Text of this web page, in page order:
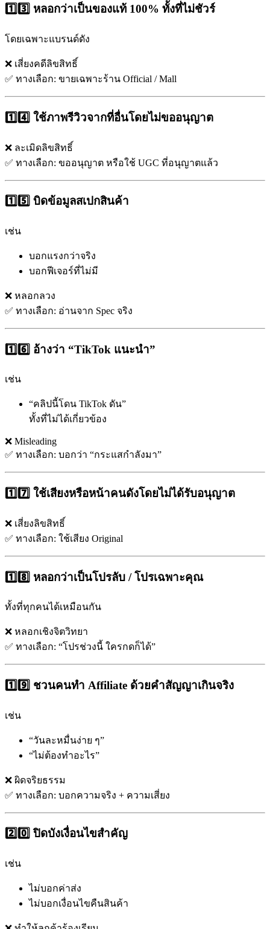
1️⃣3️⃣ หลอกว่าเป็นของแท้ 100% ทั้งที่ไม่ชัวร์
โดยเฉพาะแบรนด์ดัง
❌ เสี่ยงคดีลิขสิทธิ์
✅ ทางเลือก: ขายเฉพาะร้าน Official / Mall
1️⃣4️⃣ ใช้ภาพรีวิวจากที่อื่นโดยไม่ขออนุญาต
❌ ละเมิดลิขสิทธิ์
✅ ทางเลือก: ขออนุญาต หรือใช้ UGC ที่อนุญาตแล้ว
1️⃣5️⃣ บิดข้อมูลสเปกสินค้า
เช่น
บอกแรงกว่าจริง
บอกฟีเจอร์ที่ไม่มี
❌ หลอกลวง
✅ ทางเลือก: อ่านจาก Spec จริง
1️⃣6️⃣ อ้างว่า “TikTok แนะนำ”
เช่น
“คลิปนี้โดน TikTok ดัน”
ทั้งที่ไม่ได้เกี่ยวข้อง
❌ Misleading
✅ ทางเลือก: บอกว่า “กระแสกำลังมา”
1️⃣7️⃣ ใช้เสียงหรือหน้าคนดังโดยไม่ได้รับอนุญาต
❌ เสี่ยงลิขสิทธิ์
✅ ทางเลือก: ใช้เสียง Original
1️⃣8️⃣ หลอกว่าเป็นโปรลับ / โปรเฉพาะคุณ
ทั้งที่ทุกคนได้เหมือนกัน
❌ หลอกเชิงจิตวิทยา
✅ ทางเลือก: “โปรช่วงนี้ ใครกดก็ได้”
1️⃣9️⃣ ชวนคนทำ Affiliate ด้วยคำสัญญาเกินจริง
เช่น
“วันละหมื่นง่าย ๆ”
“ไม่ต้องทำอะไร”
❌ ผิดจริยธรรม
✅ ทางเลือก: บอกความจริง + ความเสี่ยง
2️⃣0️⃣ ปิดบังเงื่อนไขสำคัญ
เช่น
ไม่บอกค่าส่ง
ไม่บอกเงื่อนไขคืนสินค้า